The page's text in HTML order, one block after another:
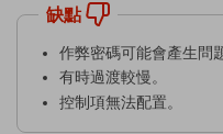
缺點
作弊密碼可能會產生問
有時過渡較慢。
控制項無法配置。